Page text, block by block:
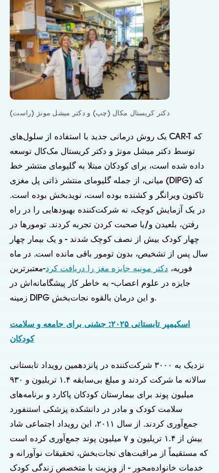
دکتر کریستال مکال (چپ) و دکتر میشل مونژ (راست)
یک روش درمانی جدید با استفاده از سلول‌های CAR-T که
توسط دکتر میشل مونژ و دکتر کریستال مک‌کال توسعه
داده شده است، برای کودکان مبتلا به گلیومای منتشر خط
میانی، از جمله گلیومای منتشر ذاتی پل مغزی (DIPG) که
تاکنون ویرانگر و کشنده بوده است، نویدبخش بوده است.
در یک آزمایش کوچک، نه شرکت‌کننده بهبودهایی را در راه
رفتن، بلعیدن و/یا صحبت کردن تجربه کردند. تومورها در
چهار کودک بیش از نصف کوچک شدند - و یک بیمار چهار
سال پس از تشخیص، بدون تومور باقی مانده است. در ماه
فوریه، دکتر مونیه جایزه مغز را دریافت کرد-معتبرترین
جایزه در علوم اعصاب- به خاطر کار پیشگامانه‌اش در
زمینه DIPG و این درمان بالقوه نجات‌بخش.
اسکیمپر تابستانی ۲۰۲۵: جشنی برای جامعه و سلامت
کودکان
نزدیک به ۳۰۰۰ شرکت‌کننده در پانزدهمین رویداد تابستانی
سالانه ما شرکت کردند و مبلغ بی‌سابقه ۱.۴ تریلیون و ۹۳۰
میلیون پوند برای بیمارستان کودکان پاکارد و برنامه‌های
سلامت کودک و مادر در دانشکده پزشکی استنفورد
جمع‌آوری کردند. از سال ۲۰۱۱، این رویداد اجتماعی شاد
بیش از ۱.۴ تریلیون و ۷ میلیون پوند جمع‌آوری کرده است
که مستقیماً از مراقبت‌های نجات‌بخش، تحقیقات نوآورانه و
خدمات خانواده‌محور - از ویزیت با متخصص زندگی کودک